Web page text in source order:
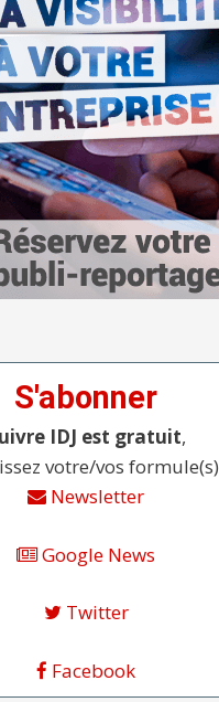
S'abonner
IDJ est gratuit,
votre/vos formule(s)
Newsletter
Google News
Twitter
Facebook